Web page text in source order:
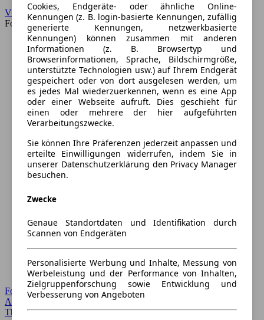
VW
Forum
Forum Startseite
Alle Auto-Foren
Themen-Forum
Cookies, Endgeräte- oder ähnliche Online-
Kennungen (z. B. login-basierte Kennungen, zufällig
generierte Kennungen, netzwerkbasierte
Kennungen) können zusammen mit anderen
Informationen (z. B. Browsertyp und
Browserinformationen, Sprache, Bildschirmgröße,
unterstützte Technologien usw.) auf Ihrem Endgerät
gespeichert oder von dort ausgelesen werden, um
es jedes Mal wiederzuerkennen, wenn es eine App
oder einer Webseite aufruft. Dies geschieht für
einen oder mehrere der hier aufgeführten
Verarbeitungszwecke.
Sie können Ihre Präferenzen jederzeit anpassen und
erteilte Einwilligungen widerrufen, indem Sie in
unserer Datenschutzerklärung den Privacy Manager
besuchen.
Zwecke
Genaue Standortdaten und Identifikation durch
Scannen von Endgeräten
Personalisierte Werbung und Inhalte, Messung von
Werbeleistung und der Performance von Inhalten,
Zielgruppenforschung sowie Entwicklung und
Verbesserung von Angeboten